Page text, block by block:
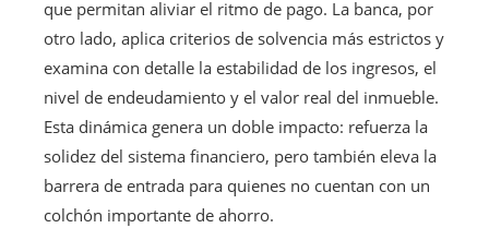
que permitan aliviar el ritmo de pago. La banca, por
otro lado, aplica criterios de solvencia más estrictos y
examina con detalle la estabilidad de los ingresos, el
nivel de endeudamiento y el valor real del inmueble.
Esta dinámica genera un doble impacto: refuerza la
solidez del sistema financiero, pero también eleva la
barrera de entrada para quienes no cuentan con un
colchón importante de ahorro.